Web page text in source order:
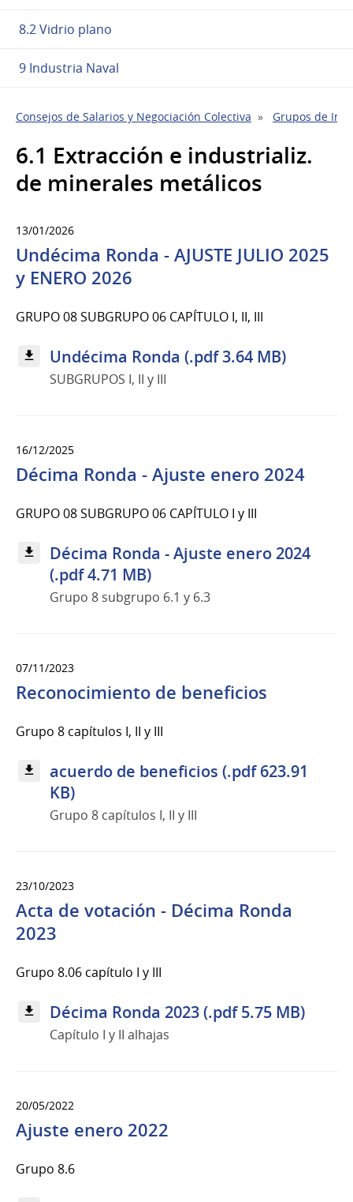
8.2 Vidrio plano
9 Industria Naval
Consejos de Salarios y Negociación Colectiva Grupos de
6.1 Extracción e industrializ.
de minerales metálicos
13/01/2026
Undécima Ronda - AJUSTE JULIO 2025
y ENERO 2026
GRUPO 08 SUBGRUPO 06 CAPÍTULO I, II, III
Undécima Ronda (.pdf 3.64 MB)
SUBGRUPOS I, II y III
16/12/2025
Décima Ronda - Ajuste enero 2024
GRUPO 08 SUBGRUPO 06 CAPÍTULO I y III
Décima Ronda - Ajuste enero 2024
(.pdf 4.71 MB)
Grupo 8 subgrupo 6.1 y 6.3
07/11/2023
Reconocimiento de beneficios
Grupo 8 capítulos I, II y III
acuerdo de beneficios (.pdf 623.91
KB)
Grupo 8 capítulos I, II y III
23/10/2023
Acta de votación - Décima Ronda
2023
Grupo 8.06 capítulo I y III
Décima Ronda 2023 (.pdf 5.75 MB)
Capítulo I y II alhajas
20/05/2022
Ajuste enero 2022
Grupo 8.6